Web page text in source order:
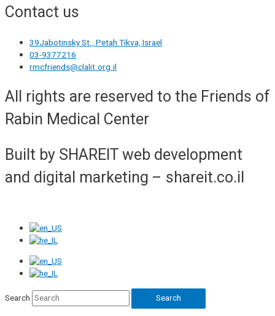
Contact us
39Jabotinsky St., Petah Tikva, Israel
03-9377216
rmcfriends@clalit.org.il
All rights are reserved to the Friends of
Rabin Medical Center
Built by SHAREIT web development
and digital marketing – shareit.co.il
Search Search